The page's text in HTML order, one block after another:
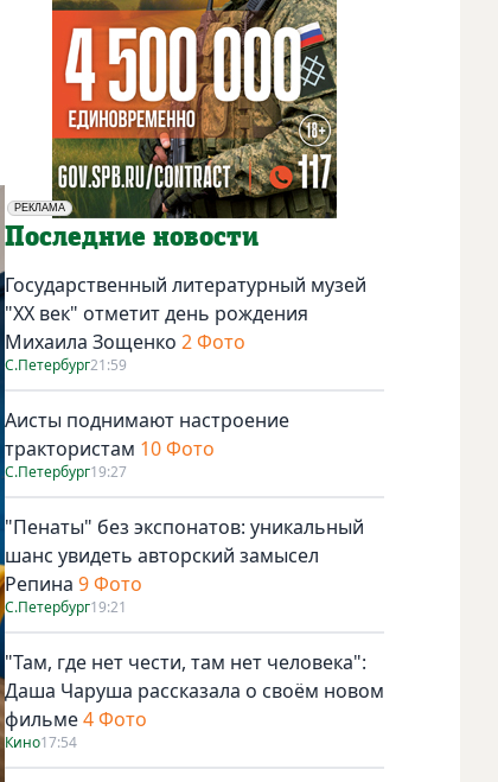
РЕКЛАМА
Социальная реклама
Последние новости
Государственный литературный музей
"ХХ век" отметит день рождения
Михаила Зощенко 2 Фото
С.Петербург21:59
Аисты поднимают настроение
трактористам 10 Фото
С.Петербург19:27
"Пенаты" без экспонатов: уникальный
шанс увидеть авторский замысел
Репина 9 Фото
С.Петербург19:21
"Там, где нет чести, там нет человека":
Даша Чаруша рассказала о своём новом
фильме4 Фото
Кино17:54